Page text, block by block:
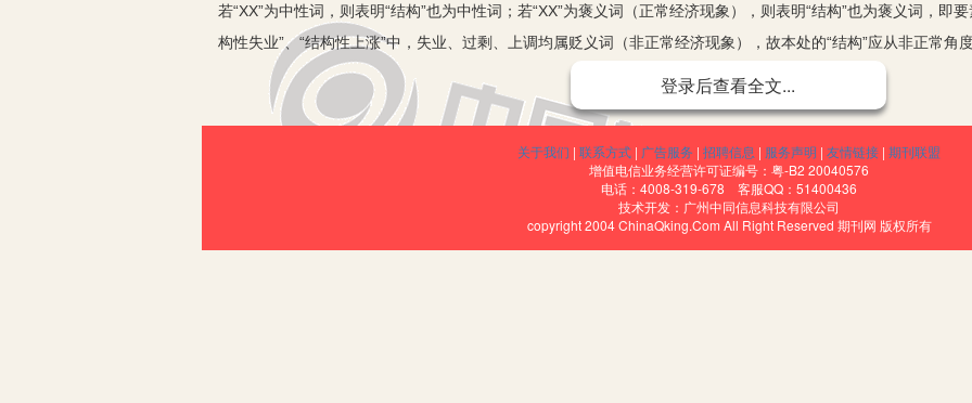
若“XX”为中性词，则表明“结构”也为中性词；若“XX”为褒义词（正常经济现象），则表明“结构”也为褒义词，即
构性失业”、“结构性上涨”中，失业、过剩、上调均属贬义词（非正常经济现象），故本处的“结构”应从非正常角
动力在不同区域、不同领域、不同部门、不同季节的供给情况与实际需求不对称（有的过剩，有的不足）而产
正常而带来的局部失业。“结构性过剩”的含义是：商品在不同地域、领域、部门、季节供给情况与实际需求不对
的部分商品价格上涨。主要表现为：农产品食品、生产资料价格不断攀升，儿衣着、交通、通讯、娱乐价格则有
XXX”之意是：非全面、非整体、非全局的XXX，而仅仅是局部、部分、阶段性的XXX，原因在于结构失常。局
辩证法认为，事物要素排列方式之变，也会带来事物性质之变。因此，每当经济生活中出现“结构性XXX”（XXX
登录后查看全文...
关于我们 | 联系方式 | 广告服务 | 招聘信息 | 服务声明 | 友情链接 | 期刊联盟
增值电信业务经营许可证编号：粤-B2 20040576
电话：4008-319-678 客服QQ：51400436
技术开发：广州中同信息科技有限公司
copyright 2004 ChinaQking.Com All Right Reserved 期刊网 版权所有